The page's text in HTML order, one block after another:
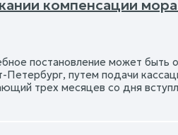
компенсации
постановление может быть
путем подачи
трех месяцев со дня